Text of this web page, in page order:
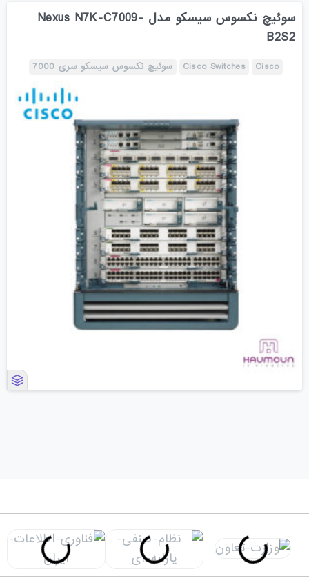
سوئیچ نکسوس سیسکو مدل Nexus N7K-C7009-
B2S2
Cisco
Cisco Switches سوئیچ نکسوس سیسکو سری 7000